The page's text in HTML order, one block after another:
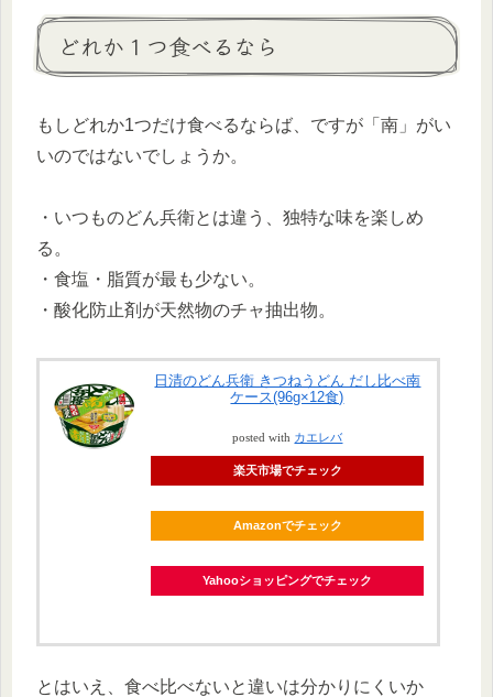
どれか１つ食べるなら
もしどれか1つだけ食べるならば、ですが「南」がい
いのではないでしょうか。
・いつものどん兵衛とは違う、独特な味を楽しめ
る。
・食塩・脂質が最も少ない。
・酸化防止剤が天然物のチャ抽出物。
日清のどん兵衛 きつねうどん だし比べ南
ケース(96g×12食)
posted with カエレバ
楽天市場でチェック
Amazonでチェック
Yahooショッピングでチェック
とはいえ、食べ比べないと違いは分かりにくいか